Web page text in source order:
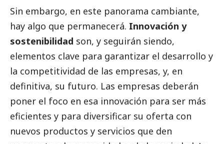
Sin embargo, en este panorama cambiante,
hay algo que permanecerá. Innovación y
sostenibilidad son, y seguirán siendo,
elementos clave para garantizar el desarrollo y
la competitividad de las empresas, y, en
definitiva, su futuro. Las empresas deberán
poner el foco en esa innovación para ser más
eficientes y para diversificar su oferta con
nuevos productos y servicios que den